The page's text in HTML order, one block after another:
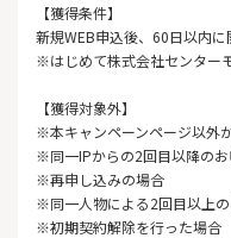
【獲得条件】
新規WEB申込後、60日以内に
※はじめて株式会社センター
【獲得対象外】
※本キャンペーンページ以外
※同一IPからの2回目以降のお
※再申し込みの場合
※同一人物による2回目以上
※初期契約解除を行った場合